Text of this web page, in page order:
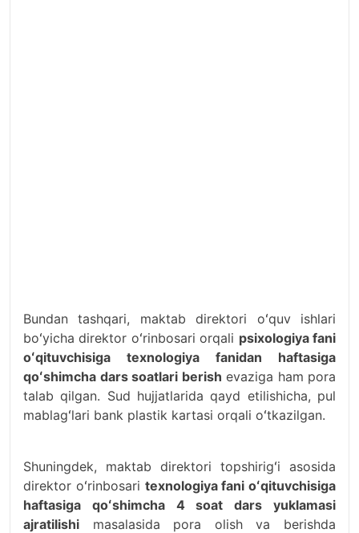
Bundan tashqari, maktab direktori oʻquv ishlari
boʻyicha direktor oʻrinbosari orqali psixologiya fani
oʻqituvchisiga texnologiya fanidan haftasiga
qoʻshimcha dars soatlari berish evaziga ham pora
talab qilgan. Sud hujjatlarida qayd etilishicha, pul
mablagʻlari bank plastik kartasi orqali oʻtkazilgan.
Shuningdek, maktab direktori topshirigʻi asosida
direktor oʻrinbosari texnologiya fani oʻqituvchisiga
haftasiga qoʻshimcha 4 soat dars yuklamasi
ajratilishi masalasida pora olish va berishda